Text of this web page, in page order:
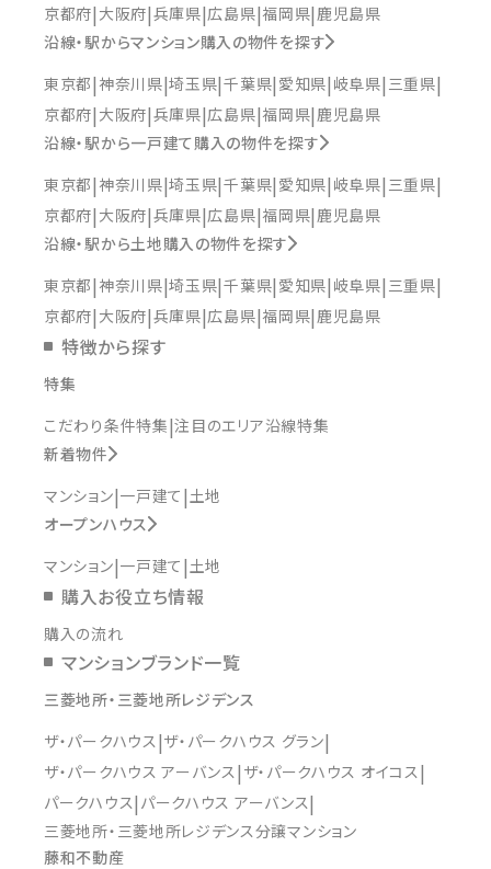
京都府 大阪府 兵庫県 広島県 福岡県 鹿児島県
沿線・駅からマンション購入の物件を探す
東京都 神奈川県 埼玉県 千葉県 愛知県 岐阜県 三重県
京都府 大阪府 兵庫県 広島県 福岡県 鹿児島県
沿線・駅から一戸建て購入の物件を探す
東京都 神奈川県 埼玉県 千葉県 愛知県 岐阜県 三重県
京都府 大阪府 兵庫県 広島県 福岡県 鹿児島県
沿線・駅から土地購入の物件を探す
東京都 神奈川県 埼玉県 千葉県 愛知県 岐阜県 三重県
京都府 大阪府 兵庫県 広島県 福岡県 鹿児島県
特徴から探す
特集
こだわり条件特集 注目のエリア沿線特集
新着物件
マンション 一戸建て 土地
オープンハウス
マンション 一戸建て 土地
購入お役立ち情報
購入の流れ
マンションブランド一覧
三菱地所・三菱地所レジデンス
ザ・パークハウス ザ・パークハウス グラン
ザ・パークハウス アーバンス ザ・パークハウス オイコス
パークハウス パークハウス アーバンス
三菱地所・三菱地所レジデンス分譲マンション
藤和不動産